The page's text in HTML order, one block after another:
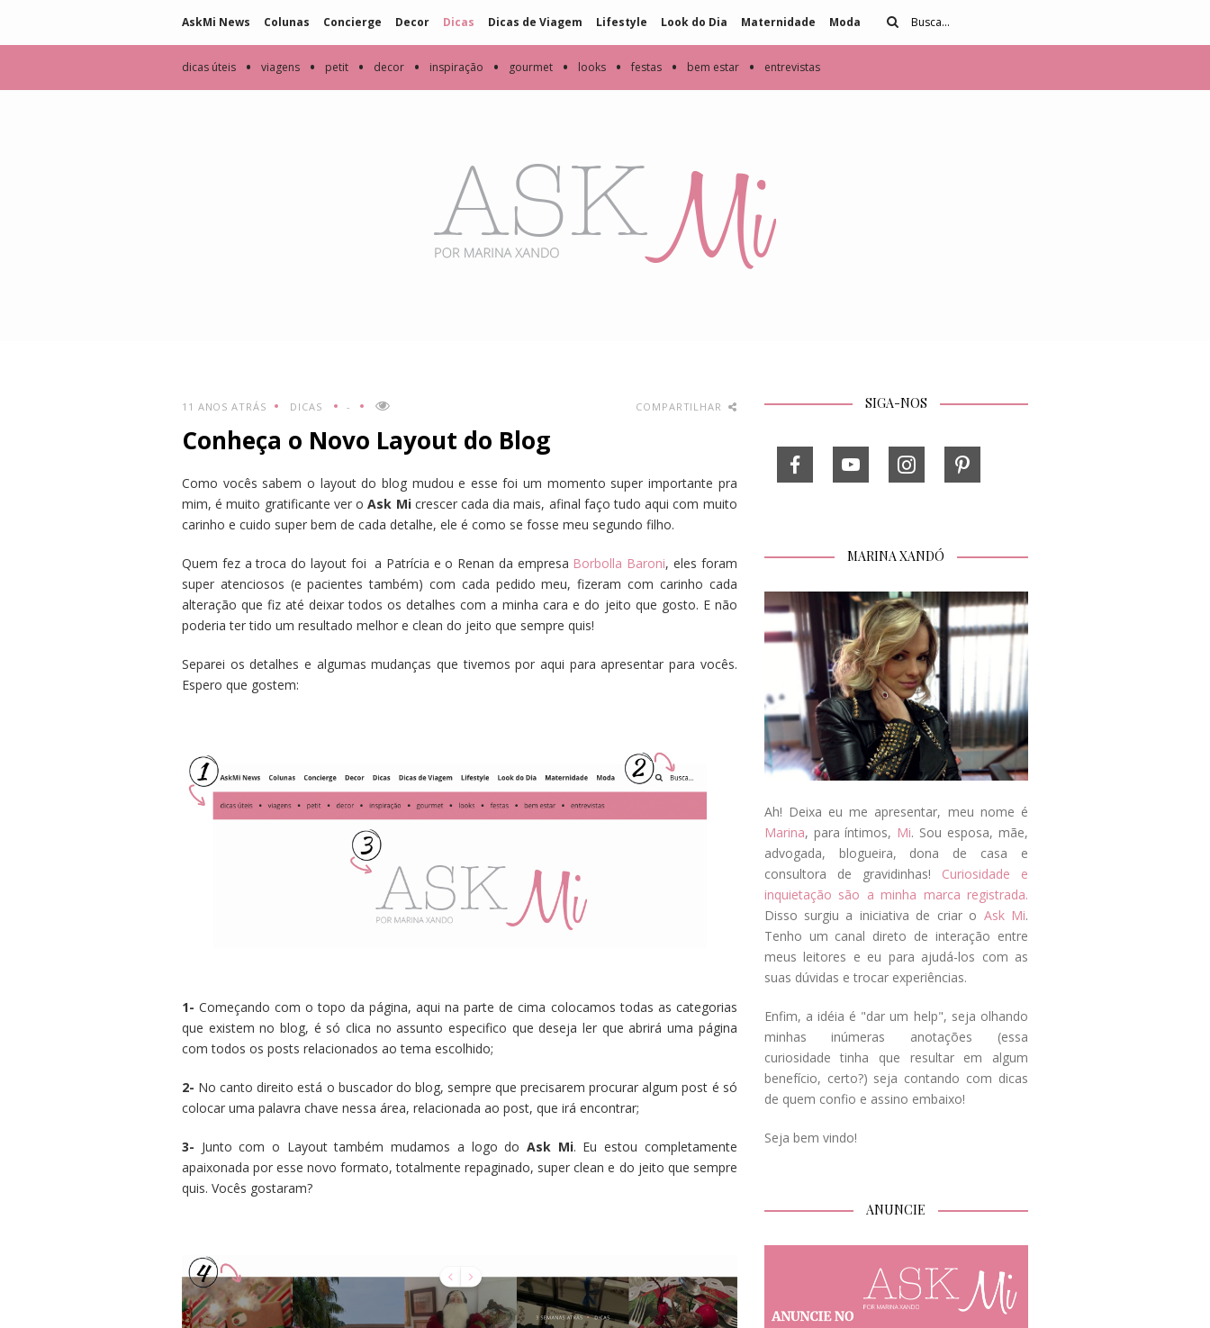
AskMi News Colunas Concierge Decor Dicas Dicas de Viagem Lifestyle Look do Dia Maternidade Moda
dicas úteis • viagens • petit • decor • inspiração • gourmet • looks • festas • bem estar • entrevistas
11 ANOS ATRÁS DICAS - COMPARTILHAR
Conheça o Novo Layout do Blog
Como vocês sabem o layout do blog mudou e esse foi um momento super importante pra
mim, é muito gratificante ver oAsk Micrescer cada dia mais, afinal faço tudo aqui com muito
carinho e cuido super bem de cada detalhe, ele é como se fosse meu segundo filho.
Quem fez a troca do layout foi a Patrícia e o Renan da empresa Borbolla Baroni, eles foram
super atenciosos (e pacientes também) com cada pedido meu, fizeram com carinho cada
alteração que fiz até deixar todos os detalhes com a minha cara e do jeito que gosto. E não
poderia ter tido um resultado melhor e clean do jeito que sempre quis!
Separei os detalhes e algumas mudanças que tivemos por aqui para apresentar para vocês.
Espero que gostem:
1- Começando com o topo da página, aqui na parte de cima colocamos todas as categorias
que existem no blog, é só clica no assunto especifico que deseja ler que abrirá uma página
com todos os posts relacionados ao tema escolhido;
2- No canto direito está o buscador do blog, sempre que precisarem procurar algum post é só
colocar uma palavra chave nessa área, relacionada ao post, que irá encontrar;
3- Junto com o Layout também mudamos a logo do Ask Mi. Eu estou completamente
apaixonada por esse novo formato, totalmente repaginado, super clean e do jeito que sempre
quis. Vocês gostaram?
SIGA-NOS
MARINA XANDÓ
Ah! Deixa eu me apresentar, meu nome é
Marina, para íntimos, Mi. Sou esposa, mãe,
advogada, blogueira, dona de casa e
consultora de gravidinhas! Curiosidade e
inquietação são a minha marca registrada.
Disso surgiu a iniciativa de criar o Ask Mi.
Tenho um canal direto de interação entre
meus leitores e eu para ajudá-los com as
suas dúvidas e trocar experiências.
Enfim, a idéia é "dar um help", seja olhando
minhas inúmeras anotações (essa
curiosidade tinha que resultar em algum
benefício, certo?) seja contando com dicas
de quem confio e assino embaixo!
Seja bem vindo!
ANUNCIE